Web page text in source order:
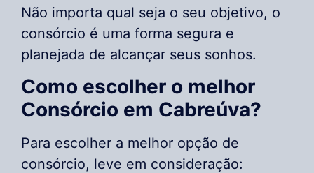
Não importa qual seja o seu objetivo, o
consórcio é uma forma segura e
planejada de alcançar seus sonhos.
Como escolher o melhor
Consórcio em Cabreúva?
Para escolher a melhor opção de
consórcio, leve em consideração: